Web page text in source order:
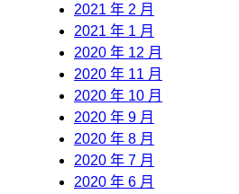
2021 年 2 月
2021 年 1 月
2020 年 12 月
2020 年 11 月
2020 年 10 月
2020 年 9 月
2020 年 8 月
2020 年 7 月
2020 年 6 月